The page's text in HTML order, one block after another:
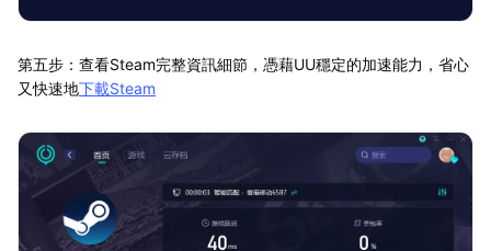
第五步：查看Steam完整資訊細節，憑藉UU穩定的加速能力，省心
又快速地下載Steam